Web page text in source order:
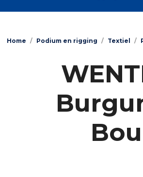
Home / Podium en rigging / Textiel /